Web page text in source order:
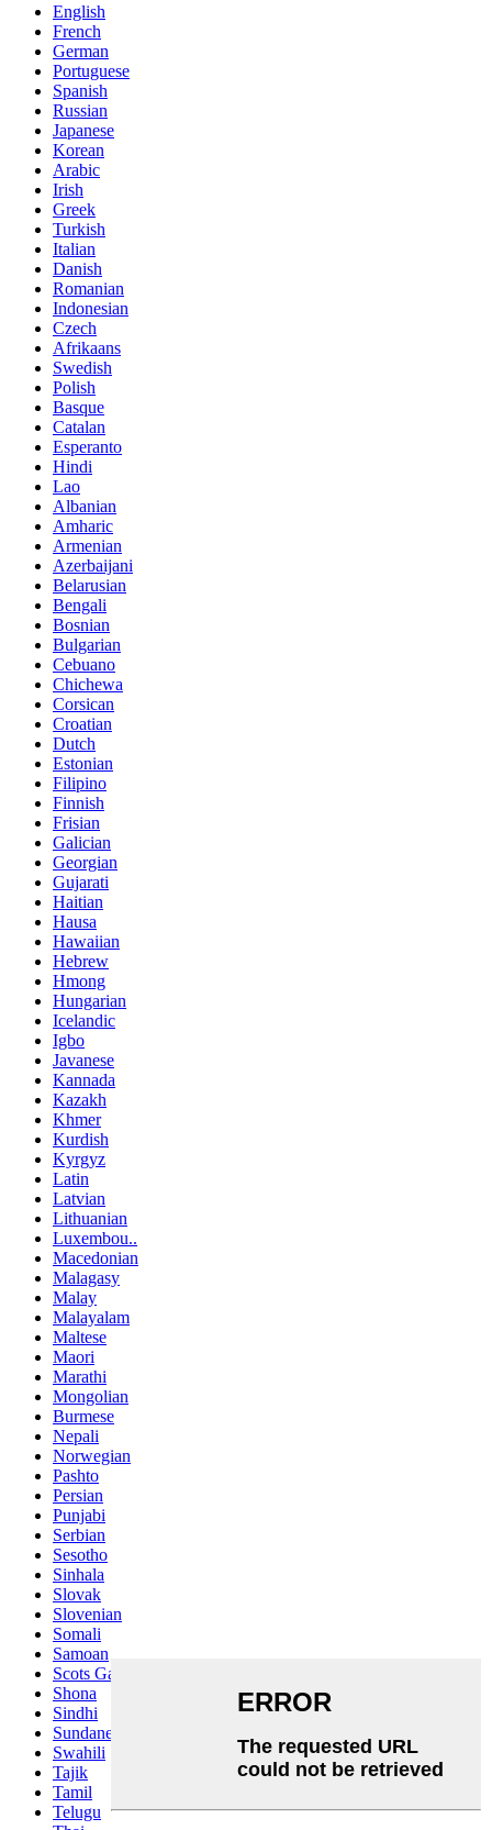
English
French
German
Portuguese
Spanish
Russian
Japanese
Korean
Arabic
Irish
Greek
Turkish
Italian
Danish
Romanian
Indonesian
Czech
Afrikaans
Swedish
Polish
Basque
Catalan
Esperanto
Hindi
Lao
Albanian
Amharic
Armenian
Azerbaijani
Belarusian
Bengali
Bosnian
Bulgarian
Cebuano
Chichewa
Corsican
Croatian
Dutch
Estonian
Filipino
Finnish
Frisian
Galician
Georgian
Gujarati
Haitian
Hausa
Hawaiian
Hebrew
Hmong
Hungarian
Icelandic
Igbo
Javanese
Kannada
Kazakh
Khmer
Kurdish
Kyrgyz
Latin
Latvian
Lithuanian
Luxembou..
Macedonian
Malagasy
Malay
Malayalam
Maltese
Maori
Marathi
Mongolian
Burmese
Nepali
Norwegian
Pashto
Persian
Punjabi
Serbian
Sesotho
Sinhala
Slovak
Slovenian
Somali
Samoan
Scots Gaelic
Shona
Sindhi
Sundanese
Swahili
Tajik
Tamil
Telugu